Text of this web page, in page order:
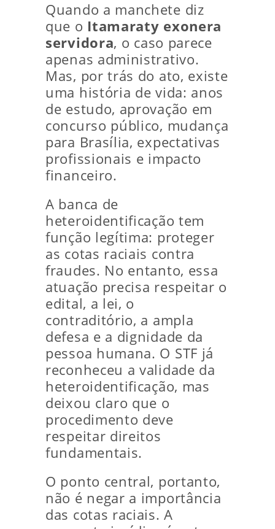
Quando a manchete diz
que o Itamaraty exonera
servidora, o caso parece
apenas administrativo.
Mas, por trás do ato, existe
uma história de vida: anos
de estudo, aprovação em
concurso público, mudança
para Brasília, expectativas
profissionais e impacto
financeiro.
A banca de
heteroidentificação tem
função legítima: proteger
as cotas raciais contra
fraudes. No entanto, essa
atuação precisa respeitar o
edital, a lei, o
contraditório, a ampla
defesa e a dignidade da
pessoa humana. O STF já
reconheceu a validade da
heteroidentificação, mas
deixou claro que o
procedimento deve
respeitar direitos
fundamentais.
O ponto central, portanto,
não é negar a importância
das cotas raciais. A